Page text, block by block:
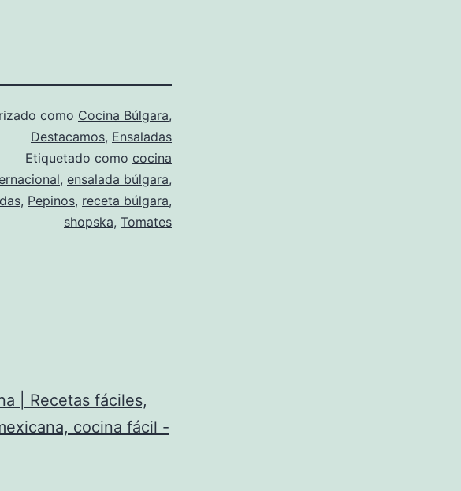
como Cocina Búlgara,
Destacamos, Ensaladas
Etiquetado como cocina
, ensalada búlgara,
, Pepinos, receta búlgara,
shopska, Tomates
| Recetas fáciles,
cocina fácil -